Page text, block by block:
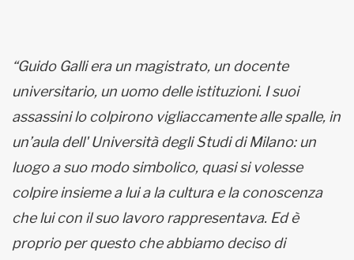
“Guido Galli era un magistrato, un docente
universitario, un uomo delle istituzioni. I suoi
assassini lo colpirono vigliaccamente alle spalle, in
un’aula dell' Università degli Studi di Milano: un
luogo a suo modo simbolico, quasi si volesse
colpire insieme a lui a la cultura e la conoscenza
che lui con il suo lavoro rappresentava. Ed è
proprio per questo che abbiamo deciso di